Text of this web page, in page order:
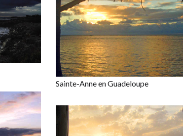
Sainte-Anne en Guadeloupe